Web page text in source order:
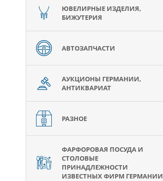
ЮВЕЛИРНЫЕ ИЗДЕЛИЯ,
БИЖУТЕРИЯ
АВТОЗАПЧАСТИ
АУКЦИОНЫ ГЕРМАНИИ,
АНТИКВАРИАТ
РАЗНОЕ
ФАРФОРОВАЯ ПОСУДА И
СТОЛОВЫЕ
ПРИНАДЛЕЖНОСТИ
ИЗВЕСТНЫХ ФИРМ ГЕРМАНИИ